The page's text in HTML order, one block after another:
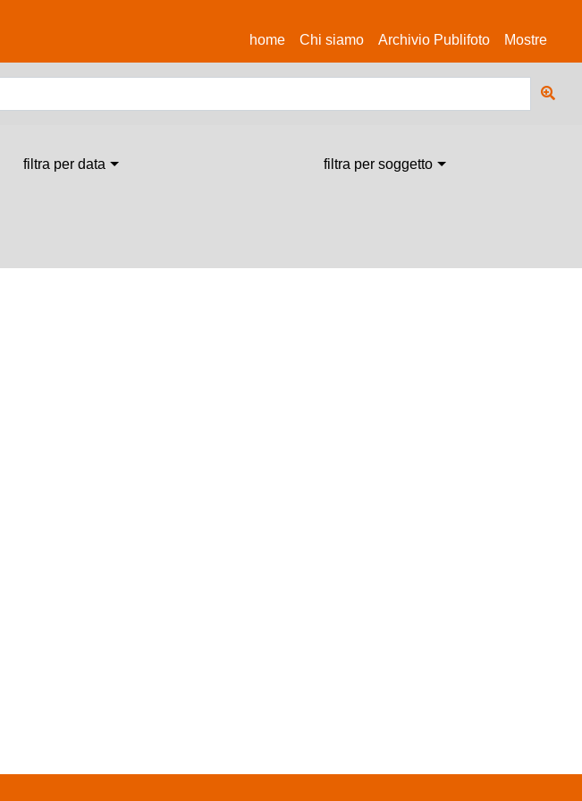
home(current)
Chi siamo Archivio Publifoto Mostre
filtra per data filtra per soggetto